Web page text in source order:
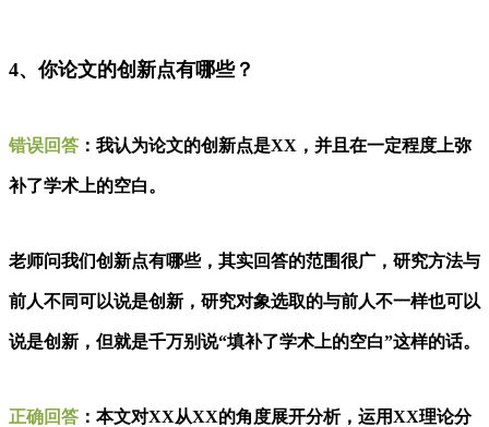
4、你论文的创新点有哪些？
错误回答 ： 我认为论文的创新点是XX，并且在一定程度上弥
补了学术上的空白。
老师问我们创新点有哪些，其实回答的范围很广，研究方法与
前人不同可以说是创新，研究对象选取的与前人不一样也可以
说是创新，但就是千万别说“填补了学术上的空白”这样的话。
正确回答 ： 本文对XX从XX的角度展开分析，运用XX理论分